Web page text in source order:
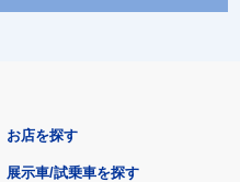
お店を探す
展示車/試乗車を探す